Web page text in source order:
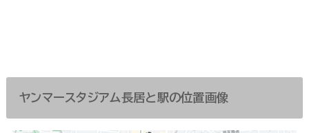
ヤンマースタジアム長居と駅の位置画像